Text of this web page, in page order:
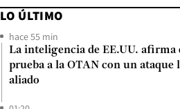
LO ÚLTIMO
hace 55 min
La inteligencia de EE.UU.
prueba a la OTAN con un
aliado